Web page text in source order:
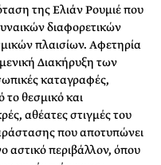
της Ελιάν Ρουμιέ που
διαφορετικών
πλαισίων. Αφετηρία
Διακήρυξη των
καταγραφές,
το θεσμικό και
αθέατες στιγμές του
που αποτυπώνει
αστικό περιβάλλον, όπου